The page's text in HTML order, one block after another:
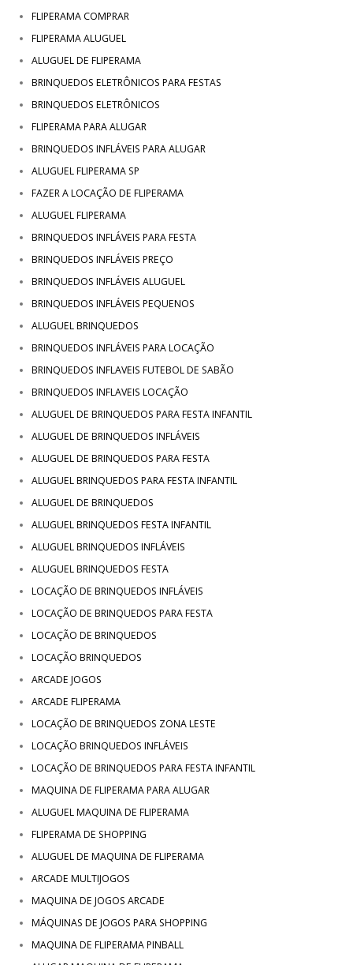
FLIPERAMA COMPRAR
FLIPERAMA ALUGUEL
ALUGUEL DE FLIPERAMA
BRINQUEDOS ELETRÔNICOS PARA FESTAS
BRINQUEDOS ELETRÔNICOS
FLIPERAMA PARA ALUGAR
BRINQUEDOS INFLÁVEIS PARA ALUGAR
ALUGUEL FLIPERAMA SP
FAZER A LOCAÇÃO DE FLIPERAMA
ALUGUEL FLIPERAMA
BRINQUEDOS INFLÁVEIS PARA FESTA
BRINQUEDOS INFLÁVEIS PREÇO
BRINQUEDOS INFLÁVEIS ALUGUEL
BRINQUEDOS INFLÁVEIS PEQUENOS
ALUGUEL BRINQUEDOS
BRINQUEDOS INFLÁVEIS PARA LOCAÇÃO
BRINQUEDOS INFLAVEIS FUTEBOL DE SABÃO
BRINQUEDOS INFLAVEIS LOCAÇÃO
ALUGUEL DE BRINQUEDOS PARA FESTA INFANTIL
ALUGUEL DE BRINQUEDOS INFLÁVEIS
ALUGUEL DE BRINQUEDOS PARA FESTA
ALUGUEL BRINQUEDOS PARA FESTA INFANTIL
ALUGUEL DE BRINQUEDOS
ALUGUEL BRINQUEDOS FESTA INFANTIL
ALUGUEL BRINQUEDOS INFLÁVEIS
ALUGUEL BRINQUEDOS FESTA
LOCAÇÃO DE BRINQUEDOS INFLÁVEIS
LOCAÇÃO DE BRINQUEDOS PARA FESTA
LOCAÇÃO DE BRINQUEDOS
LOCAÇÃO BRINQUEDOS
ARCADE JOGOS
ARCADE FLIPERAMA
LOCAÇÃO DE BRINQUEDOS ZONA LESTE
LOCAÇÃO BRINQUEDOS INFLÁVEIS
LOCAÇÃO DE BRINQUEDOS PARA FESTA INFANTIL
MAQUINA DE FLIPERAMA PARA ALUGAR
ALUGUEL MAQUINA DE FLIPERAMA
FLIPERAMA DE SHOPPING
ALUGUEL DE MAQUINA DE FLIPERAMA
ARCADE MULTIJOGOS
MAQUINA DE JOGOS ARCADE
MÁQUINAS DE JOGOS PARA SHOPPING
MAQUINA DE FLIPERAMA PINBALL